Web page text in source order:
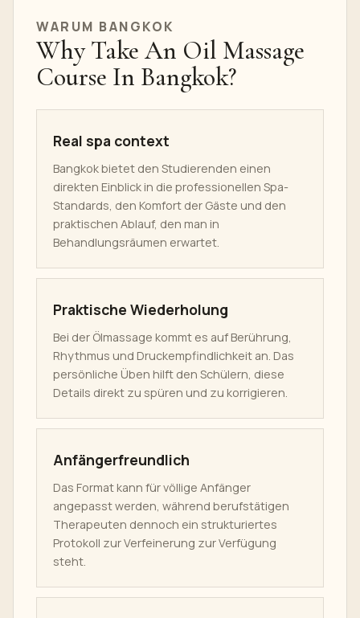
WARUM BANGKOK
Why Take An Oil Massage
Course In Bangkok?
Real spa context
Bangkok bietet den Studierenden einen
direkten Einblick in die professionellen Spa-
Standards, den Komfort der Gäste und den
praktischen Ablauf, den man in
Behandlungsräumen erwartet.
Praktische Wiederholung
Bei der Ölmassage kommt es auf Berührung,
Rhythmus und Druckempfindlichkeit an. Das
persönliche Üben hilft den Schülern, diese
Details direkt zu spüren und zu korrigieren.
Anfängerfreundlich
Das Format kann für völlige Anfänger
angepasst werden, während berufstätigen
Therapeuten dennoch ein strukturiertes
Protokoll zur Verfeinerung zur Verfügung
steht.